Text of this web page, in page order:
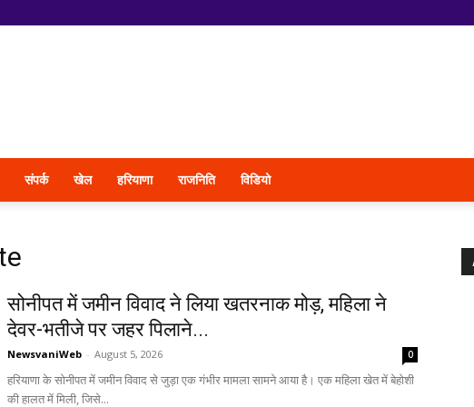
संपर्क खेल हरियाणा राजनिति विडियो
सोनीपत में जमीन विवाद ने लिया खतरनाक मोड़, महिला ने
देवर-भतीजे पर जहर पिलाने...
NewsvaniWeb - August 5, 2026 0
हरियाणा के सोनीपत में जमीन विवाद से जुड़ा एक गंभीर मामला सामने आया है। एक महिला खेत में बेहोशी
की हालत में मिली, जिसे...